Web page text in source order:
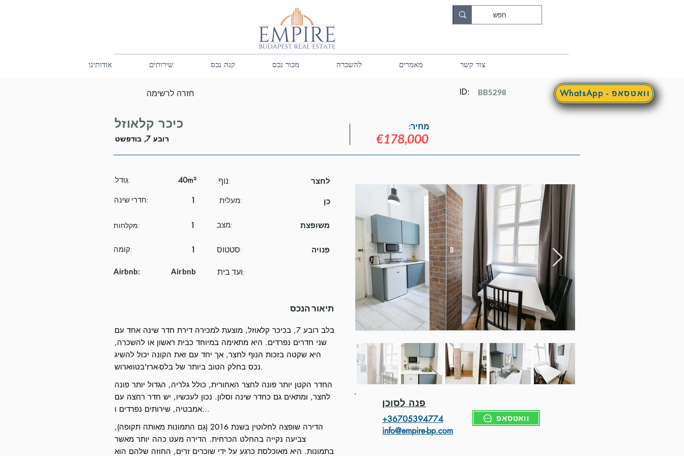
WhatsApp - וואטסאפ
אודותינו שירותים קנה נכס מכור נכס להשכרה מאמרים צור קשר
חזרה לרשימה
כיכר קלאוזל
רובע 7, בודפשט
ID: BB5298
מחיר:
€178,000
גודל: 40m²
חדרי שינה: 1
מקלחות: 1
קומה: 1
Airbnb: Airbnb
נוף:
לחצר
מעלית:
כן
מצב: משופצת
סטטוס: פנויה
ועד בית:
תיאור הנכס
בלב רובע 7, בכיכר קלאוזל, מוצעת למכירה דירת חדר שינה אחד עם
שני חדרים נפרדים. היא מתאימה במיוחד כבית ראשון או להשכרה,
היא שקטה בזכות הנוף לחצר, אך יחד עם זאת הקונה יכול להשיג
נכס בחלק הטוב ביותר של בלס-ארז'בטווארוש.
החדר הקטן יותר פונה לחצר האחורית, כולל גלריה, הגדול יותר פונה
לחצר, ומתאים גם כחדר שינה וסלון. נכון לעכשיו, יש חדר רחצה עם
אמבטיה, שירותים נפרדים ו...
הדירה שופצה לחלוטין בשנת 2016 (גם התמונות מאותה תקופה),
צביעה נקייה בהחלט הכרחית. הדירה מעט כהה יותר מאשר
בתמונות. היא מאוכלסת כרגע על ידי שוכרים זרים, החוזה שלהם הוא
פנה לסוכן
+36705394774
info@empire-bp.com
וואטסאפ